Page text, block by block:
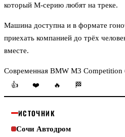
который M-серию любят на треке.
Машина доступна и в формате
приехать компанией до трёх
вместе.
Современная BMW M3 Competition
👍
❤️ 🔥 🏁
ИСТОЧНИК
Сочи Автодром